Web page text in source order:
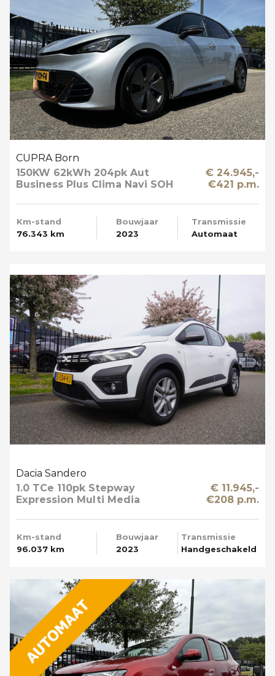
CUPRA Born
150KW 62kWh 204pk Aut
Business Plus Clima Navi SOH
€ 24.945,-
€421 p.m.
Km-stand
76.343 km
Bouwjaar
2023
Transmissie
Automaat
Dacia Sandero
1.0 TCe 110pk Stepway
Expression Multi Media
€ 11.945,-
€208 p.m.
Km-stand
96.037 km
Bouwjaar
2023
Transmissie
Handgeschakeld